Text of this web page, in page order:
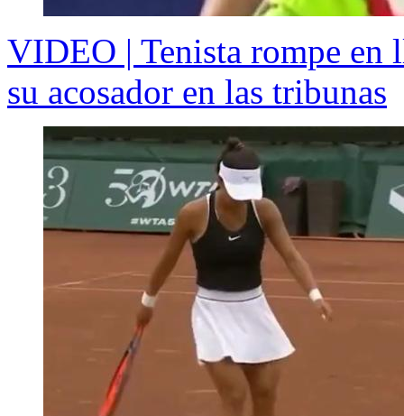
VIDEO | Tenista rompe en
su acosador en las tribunas